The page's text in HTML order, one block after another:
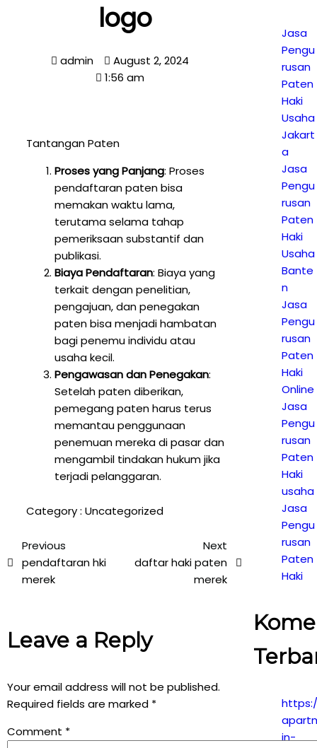
logo
admin
August 2, 2024
1:56 am
Tantangan Paten
Proses yang Panjang: Proses
pendaftaran paten bisa
memakan waktu lama,
terutama selama tahap
pemeriksaan substantif dan
publikasi.
Biaya Pendaftaran: Biaya yang
terkait dengan penelitian,
pengajuan, dan penegakan
paten bisa menjadi hambatan
bagi penemu individu atau
usaha kecil.
Pengawasan dan Penegakan:
Setelah paten diberikan,
pemegang paten harus terus
memantau penggunaan
penemuan mereka di pasar dan
mengambil tindakan hukum jika
terjadi pelanggaran.
Category : Uncategorized
Previous
pendaftaran hki
merek
Next
daftar haki paten
merek
Leave a Reply
Your email address will not be published.
Required fields are marked *
Comment *
Jasa
Pengu
rusan
Paten
Haki
Usaha
Jakart
a
Jasa
Pengu
rusan
Paten
Haki
Usaha
Bante
n
Jasa
Pengu
rusan
Paten
Haki
Online
Jasa
Pengu
rusan
Paten
Haki
usaha
Jasa
Pengu
rusan
Paten
Haki
in-